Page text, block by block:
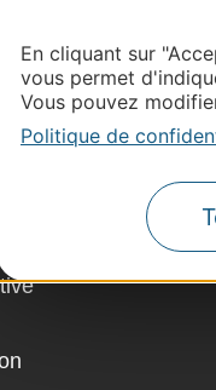
En cliquant sur
vous permet
Vous pouvez
Politique de
ou le
cette fiche, merci